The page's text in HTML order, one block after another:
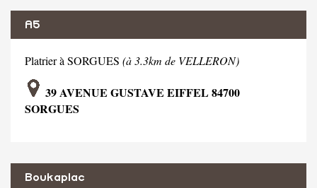
A5
Platrier à SORGUES (à 3.3km de VELLERON)
39 AVENUE GUSTAVE EIFFEL 84700
SORGUES
Boukaplac